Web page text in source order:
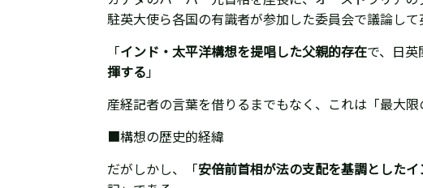
駐英大使ら各国の有識者が参加した委員会で議論し
「インド・太平洋構想を提唱した父親的存在で、日英
揮する」
産経記者の言葉を借りるまでもなく、これは「最大限
■構想の歴史的経緯
だがしかし、「安倍前首相が法の支配を基調とした